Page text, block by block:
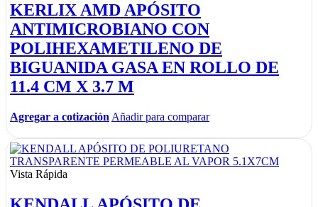
KERLIX AMD APÓSITO
ANTIMICROBIANO CON
POLIHEXAMETILENO DE
BIGUANIDA GASA EN ROLLO DE
11.4 CM X 3.7 M
Agregar a cotización Añadir para comparar
Vista Rápida